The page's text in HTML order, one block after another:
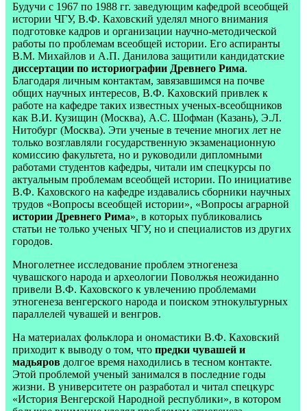
Будучи с 1967 по 1988 гг. заведующим кафедрой всеобщей
истории ЧГУ, В.Ф. Каховский уделял много внимания
подготовке кадров и организации научно-методической
работы по проблемам всеобщей истории. Его аспиранты
В.М. Михайлов и А.П. Данилова защитили кандидатские
диссертации по историографии Древнего Рима.
Благодаря личным контактам, завязавшимся на почве
общих научных интересов, В.Ф. Каховский привлек к
работе на кафедре таких известных ученых-всеобщников
как В.И. Кузищин (Москва), A.С. Шофман (Казань), Э.Л.
Нитобург (Москва). Эти ученые в течение многих лет не
только возглавляли государственную экзаменационную
комиссию факультета, но и руководили дипломными
работами студентов кафедры, читали им спецкурсы по
актуальным проблемам всеобщей истории. По инициативе
B.Ф. Каховского на кафедре издавались сборники научных
трудов «Вопросы всеобщей истории», «Вопросы аграрной
истории Древнего Рима», в которых публиковались
статьи не только ученых ЧГУ, но и специалистов из других
городов.
Многолетнее исследование проблем этногенеза
чувашского народа и археологии Поволжья неожиданно
привели В.Ф. Каховского к увлечению проблемами
этногенеза венгерского народа и поиском этнокультурных
параллелей чувашей и венгров.
На материалах фольклора и ономастики В.Ф. Каховский
приходит к выводу о том, что предки чувашей и
мадьяров долгое время находились в тесном контакте.
Этой проблемой ученый занимался в последние годы
жизни. В университете он разработал и читал спецкурс
«История Венгерской Народной республики», в котором